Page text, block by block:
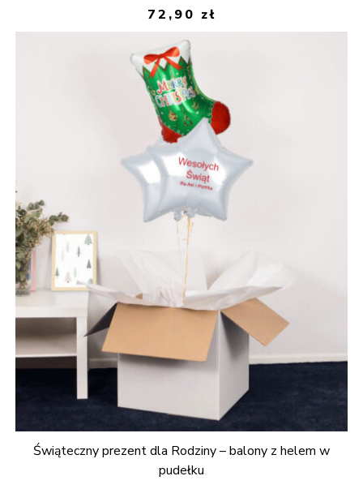
72,90 zł
Świąteczny prezent dla Rodziny – balony z helem w
pudełku